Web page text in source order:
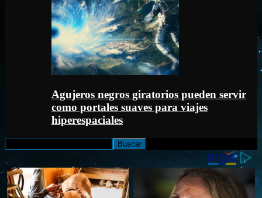
Agujeros negros giratorios pueden servir
como portales suaves para viajes
hiperespaciales